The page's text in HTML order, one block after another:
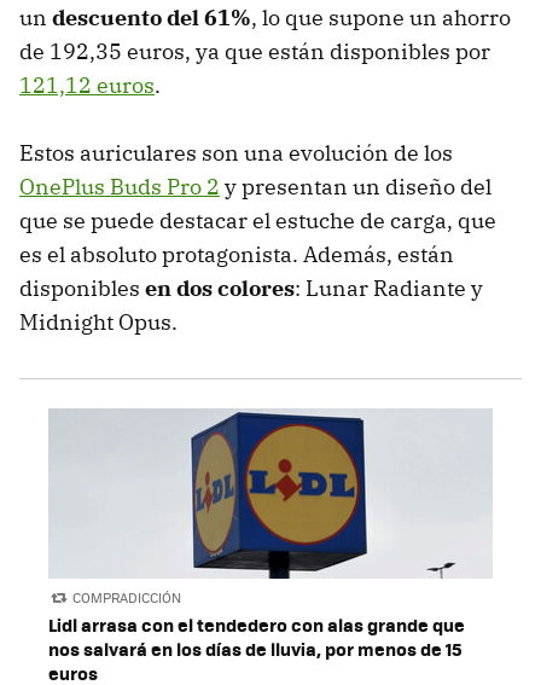
un descuento del 61%, lo que supone un ahorro
de 192,35 euros, ya que están disponibles por
121,12 euros.
Estos auriculares son una evolución de los
OnePlus Buds Pro 2 y presentan un diseño del
que se puede destacar el estuche de carga, que
es el absoluto protagonista. Además, están
disponibles en dos colores: Lunar Radiante y
Midnight Opus.
COMPRADICCIÓN
Lidl arrasa con el tendedero con alas grande que
nos salvará en los días de lluvia, por menos de 15
euros